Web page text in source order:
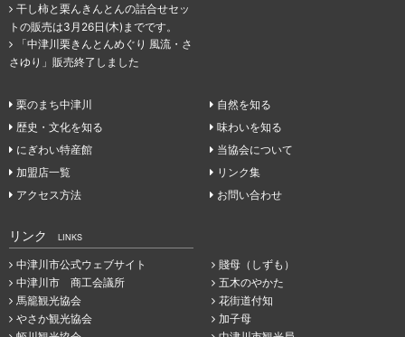
干し柿と栗んきんとんの詰合せセッ
トの販売は3月26日(木)までです。
「中津川栗きんとんめぐり 風流・さ
さゆり」販売終了しました
栗のまち中津川
自然を知る
歴史・文化を知る
味わいを知る
にぎわい特産館
当協会について
加盟店一覧
リンク集
アクセス方法
お問い合わせ
リンク LINKS
中津川市公式ウェブサイト
中津川市 商工会議所
馬籠観光協会
やさか観光協会
賤母（しずも）
五木のやかた
花街道付知
加子母